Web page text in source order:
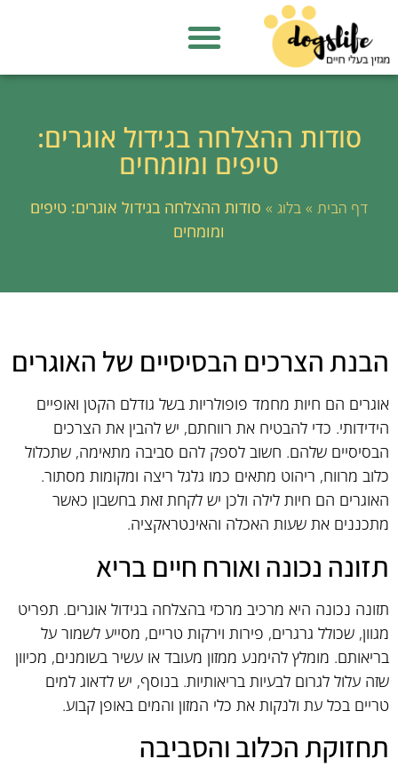
סודות ההצלחה בגידול אוגרים:
טיפים ומומחים
דף הבית »בלוג » סודות ההצלחה בגידול אוגרים: טיפים
ומומחים
הבנת הצרכים הבסיסיים של האוגרים
אוגרים הם חיות מחמד פופולריות בשל גודלם הקטן ואופיים
הידידותי. כדי להבטיח את רווחתם, יש להבין את הצרכים
הבסיסיים שלהם. חשוב לספק להם סביבה מתאימה, שתכלול
כלוב מרווח, ריהוט מתאים כמו גלגל ריצה ומקומות מסתור.
האוגרים הם חיות לילה ולכן יש לקחת זאת בחשבון כאשר
מתכננים את שעות האכלה והאינטראקציה.
תזונה נכונה ואורח חיים בריא
תזונה נכונה היא מרכיב מרכזי בהצלחה בגידול אוגרים. תפריט
מגוון, שכולל גרגרים, פירות וירקות טריים, מסייע לשמור על
בריאותם. מומלץ להימנע ממזון מעובד או עשיר בשומנים, מכיוון
שזה עלול לגרום לבעיות בריאותיות. בנוסף, יש לדאוג למים
טריים בכל עת ולנקות את כלי המזון והמים באופן קבוע.
תחזוקת הכלוב והסביבה